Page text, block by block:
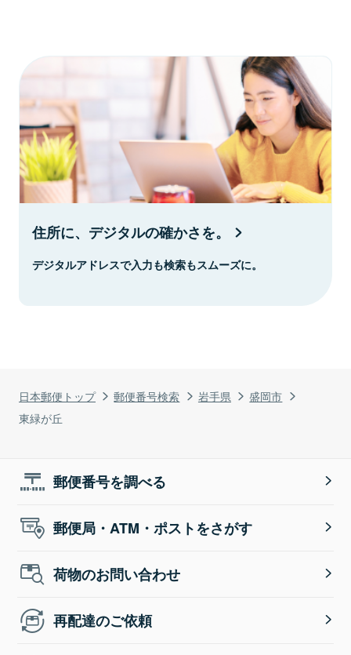
日本郵便トップ 郵便番号検索 岩手県
盛岡市
東緑が丘
住所に、デジタルの確かさを。
デジタルアドレスで入力も検索もスムーズに。
郵便番号を調べる
郵便局・ATM・ポストをさがす
荷物のお問い合わせ
再配達のご依頼